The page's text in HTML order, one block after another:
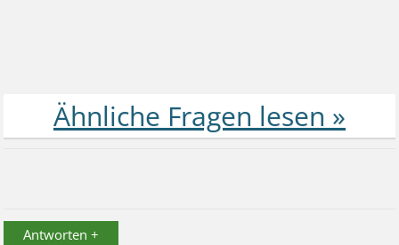
Antworten +